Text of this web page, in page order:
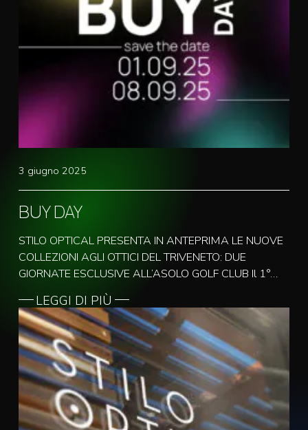
3 giugno 2025
BUY DAY
STILO OPTICAL PRESENTA IN ANTEPRIMA LE NUOVE
COLLEZIONI AGLI OTTICI DEL TRIVENETO: DUE
GIORNATE ESCLUSIVE ALL’ASOLO GOLF CLUB Il 1°…
LEGGI DI PIÙ